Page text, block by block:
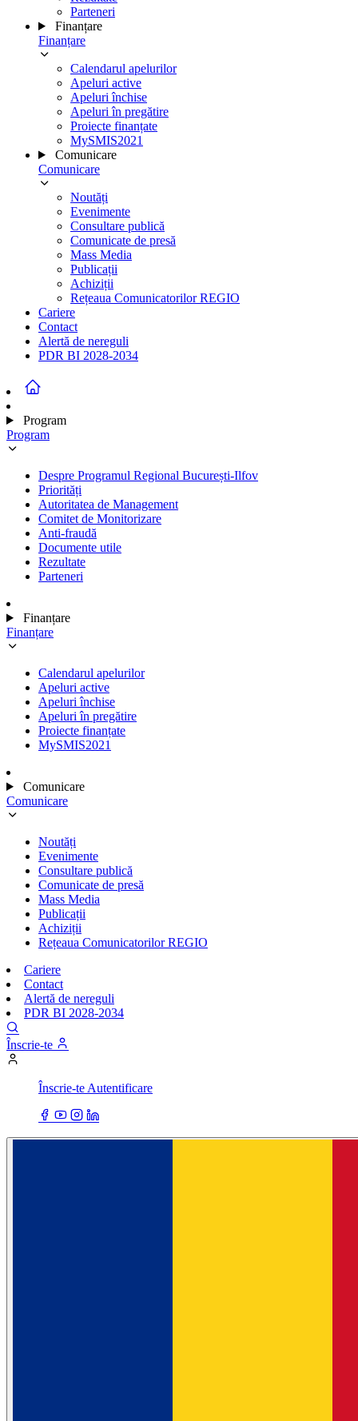
Parteneri
Finanțare
Finanțare
Calendarul apelurilor
Apeluri active
Apeluri închise
Apeluri în pregătire
Proiecte finanțate
MySMIS2021
Comunicare
Comunicare
Noutăți
Evenimente
Consultare publică
Comunicate de presă
Mass Media
Publicații
Achiziții
Rețeaua Comunicatorilor REGIO
Cariere
Contact
Alertă de nereguli
PDR BI 2028-2034
Program
Program
Despre Programul Regional București-Ilfov
Priorități
Autoritatea de Management
Comitet de Monitorizare
Anti-fraudă
Documente utile
Rezultate
Parteneri
Finanțare
Finanțare
Calendarul apelurilor
Apeluri active
Apeluri închise
Apeluri în pregătire
Proiecte finanțate
MySMIS2021
Comunicare
Comunicare
Noutăți
Evenimente
Consultare publică
Comunicate de presă
Mass Media
Publicații
Achiziții
Rețeaua Comunicatorilor REGIO
Cariere
Contact
Alertă de nereguli
PDR BI 2028-2034
Înscrie-te
Înscrie-te Autentificare